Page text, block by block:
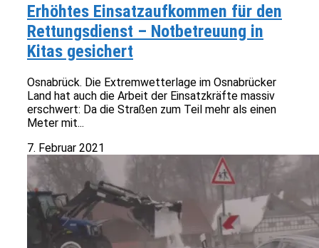
Erhöhtes Einsatzaufkommen für den
Rettungsdienst – Notbetreuung in
Kitas gesichert
Osnabrück. Die Extremwetterlage im Osnabrücker
Land hat auch die Arbeit der Einsatzkräfte massiv
erschwert: Da die Straßen zum Teil mehr als einen
Meter mit...
7. Februar 2021